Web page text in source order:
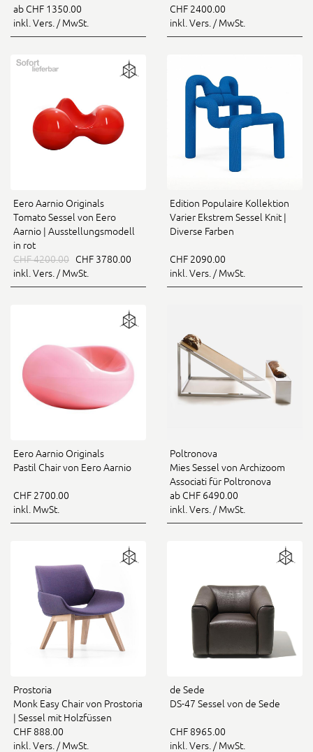
ab CHF 1350.00
inkl. Vers. / MwSt.
CHF 2400.00
inkl. Vers. / MwSt.
Eero Aarnio Originals
Tomato Sessel von Eero
Aarnio | Ausstellungsmodell
in rot
CHF 4200.00 CHF 3780.00
inkl. Vers. / MwSt.
Edition Populaire Kollektion
Varier Ekstrem Sessel Knit |
Diverse Farben
CHF 2090.00
inkl. Vers. / MwSt.
Eero Aarnio Originals
Pastil Chair von Eero Aarnio
CHF 2700.00
inkl. MwSt.
Poltronova
Mies Sessel von Archizoom
Associati für Poltronova
ab CHF 6490.00
inkl. Vers. / MwSt.
Prostoria
Monk Easy Chair von Prostoria
| Sessel mit Holzfüssen
CHF 888.00
inkl. Vers. / MwSt.
de Sede
DS-47 Sessel von de Sede
CHF 8965.00
inkl. Vers. / MwSt.